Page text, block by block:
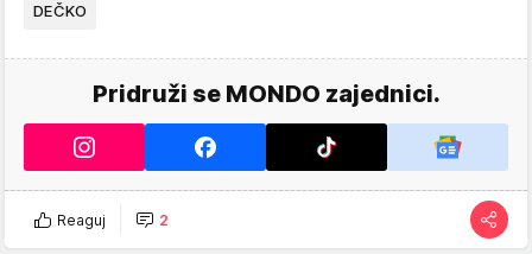
DEČKO
Pridruži se MONDO zajednici.
Reaguj 2